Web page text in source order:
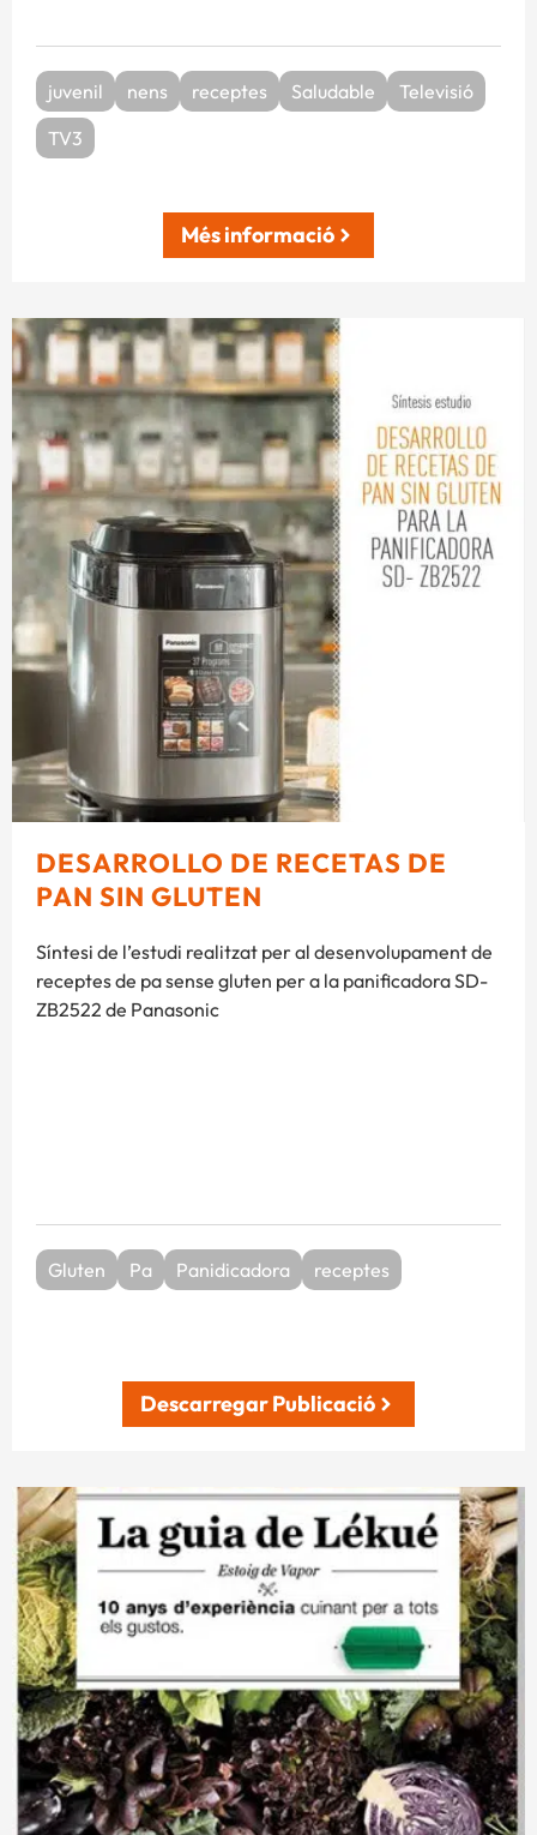
juvenil nens receptes Saludable
Televisió
TV3
Més informació
DESARROLLO DE RECETAS DE
PAN SIN GLUTEN
Síntesi de l’estudi realitzat per al desenvolupament de
receptes de pa sense gluten per a la panificadora SD-
ZB2522 de Panasonic
Gluten Pa Panidicadora receptes
Descarregar Publicació